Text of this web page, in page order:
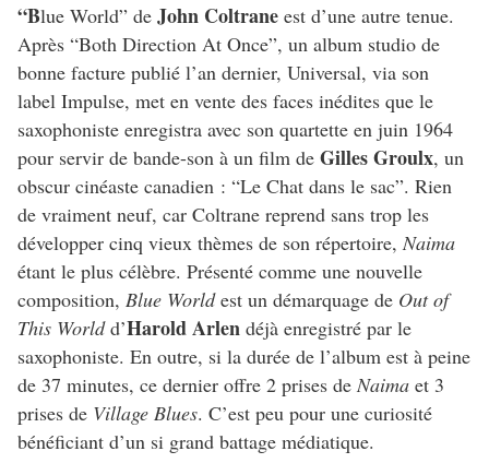
“Blue World” de John Coltrane est d’une autre tenue.
Après “Both Direction At Once”, un album studio de
bonne facture publié l’an dernier, Universal, via son
label Impulse, met en vente des faces inédites que le
saxophoniste enregistra avec son quartette en juin 1964
pour servir de bande-son à un film de Gilles Groulx, un
obscur cinéaste canadien : “Le Chat dans le sac”. Rien
de vraiment neuf, car Coltrane reprend sans trop les
développer cinq vieux thèmes de son répertoire,Naima
étant le plus célèbre. Présenté comme une nouvelle
composition, Blue Worldest un démarquage de Out of
This Worldd’Harold Arlen déjà enregistré par le
saxophoniste. En outre, si la durée de l’album est à peine
de 37 minutes, ce dernier offre 2 prises deNaima et 3
prises de Village Blues. C’est peu pour une curiosité
bénéficiant d’un si grand battage médiatique.